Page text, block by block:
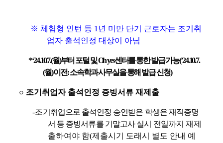
※ 체험형 인턴 등 1 년 미만 단기 근로자는 조기취
업자 출석인정 대상이 아님
*‘24.10.7.(월)부터 포털 및Oh yes센터를 통한 발급 가능(’24.10.7.
(월)이전:소속학과 사무실을 통해 발급 신청)
○ 조기취업자 출석인정 증빙서류 재제출
-조기취업으로 출석인정 승인받은 학생은 재직증명
서 등 증빙서류를 기말고사 실시 전일까지 재제
출하여야 함(제출시기 도래시 별도 안내 예